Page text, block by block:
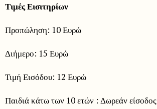
Τιμές Εισιτηρίων
Προπώληση: 10 Ευρώ
Διήμερο: 15 Ευρώ
Τιμή Εισόδου: 12 Ευρώ
Παιδιά κάτω των 10 ετών : Δωρεάν είσοδος